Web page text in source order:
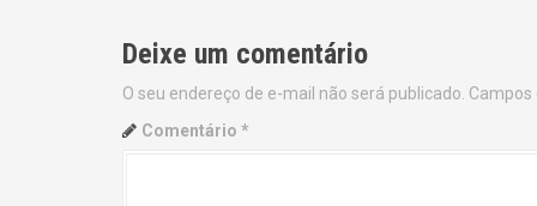
t
n
Deixe um comentário
O seu endereço de e-mail não será publicado.
Comentário *